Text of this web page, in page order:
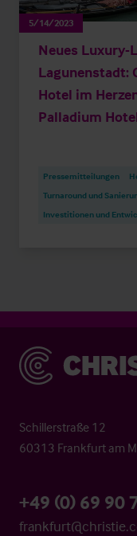
5/14/2023
Neues
Lagunenstadt:
Hotel im
Palladium
Pressemitteilungen
Turnaround und
Investitionen und
Christie & Co
Schillerstraße 12
60313 Frankfurt am
+49 (0) 69 90